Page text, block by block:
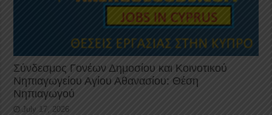
Σύνδεσμος Γονέων Δημοσίου και Κοινοτικού
Νηπιαγωγείου Αγίου Αθανασίου: Θέση
Νηπιαγωγού
July 17, 2026